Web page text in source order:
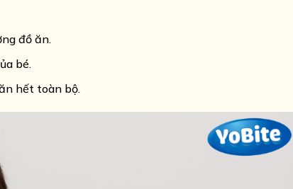
đồ ăn.
bé.
hết toàn bộ.